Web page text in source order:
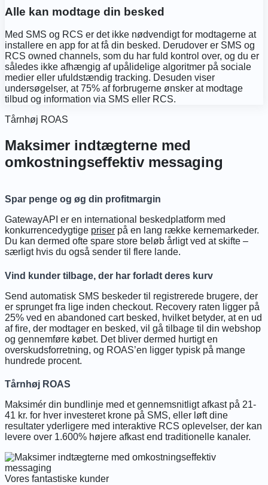
Alle kan modtage din besked
Med SMS og RCS er det ikke nødvendigt for modtagerne at
installere en app for at få din besked. Derudover er SMS og
RCS owned channels, som du har fuld kontrol over, og du er
således ikke afhængig af upålidelige algoritmer på sociale
medier eller ufuldstændig tracking. Desuden viser
undersøgelser, at 75% af forbrugerne ønsker at modtage
tilbud og information via SMS eller RCS.
Tårnhøj ROAS
Maksimer indtægterne med
omkostningseffektiv messaging
Spar penge og øg din profitmargin
GatewayAPI er en international beskedplatform med
konkurrencedygtige priser på en lang række kernemarkeder.
Du kan dermed ofte spare store beløb årligt ved at skifte –
særligt hvis du også sender til flere lande.
Vind kunder tilbage, der har forladt deres kurv
Send automatisk SMS beskeder til registrerede brugere, der
er sprunget fra lige inden checkout. Recovery raten ligger på
25% ved en abandoned cart besked, hvilket betyder, at en ud
af fire, der modtager en besked, vil gå tilbage til din webshop
og gennemføre købet. Det bliver dermed hurtigt en
overskudsforretning, og ROAS’en ligger typisk på mange
hundrede procent.
Tårnhøj ROAS
Maksimér din bundlinje med et gennemsnitligt afkast på 21-
41 kr. for hver investeret krone på SMS, eller løft dine
resultater yderligere med interaktive RCS oplevelser, der kan
levere over 1.600% højere afkast end traditionelle kanaler.
Vores fantastiske kunder